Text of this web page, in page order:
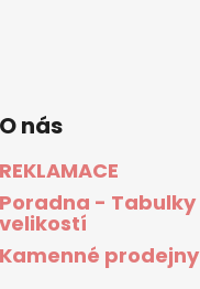
O nás
REKLAMACE
Poradna - Tabulky
velikostí
Kamenné prodejny